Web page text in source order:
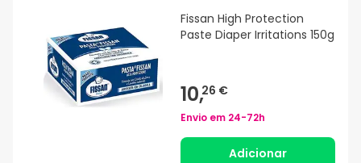
Fissan High Protection
Paste Diaper Irritations 150g
10,26 €
Envio em 24-72h
Adicionar